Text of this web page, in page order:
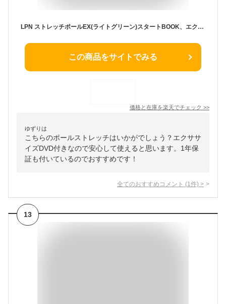
LPN ストレッチポールEX(ライトグリーン)スタートBOOK、エクササイズDVD付き 1年保証
この商品をサイトでみる
価格と在庫を楽天でチェック >>
ゆずりは
こちらのポールストレッチはいかがでしょう？エクササ
イズDVD付きなので安心して使えると思います。1年保
証も付いているのでおすすめです！
全てのおすすめコメント (1 件) >
13